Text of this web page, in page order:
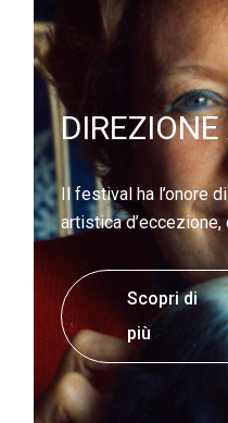
Il festival ha l’onore
artistica
Scopri di
più